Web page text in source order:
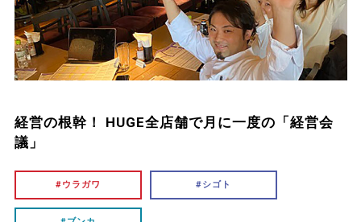
経営の根幹！ HUGE全店舗で月に一度の「経営会
議」
ウラガワ シゴト